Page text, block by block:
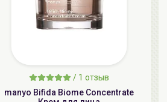
/ 1 отзыв
manyo Bifida Biome Concentrate